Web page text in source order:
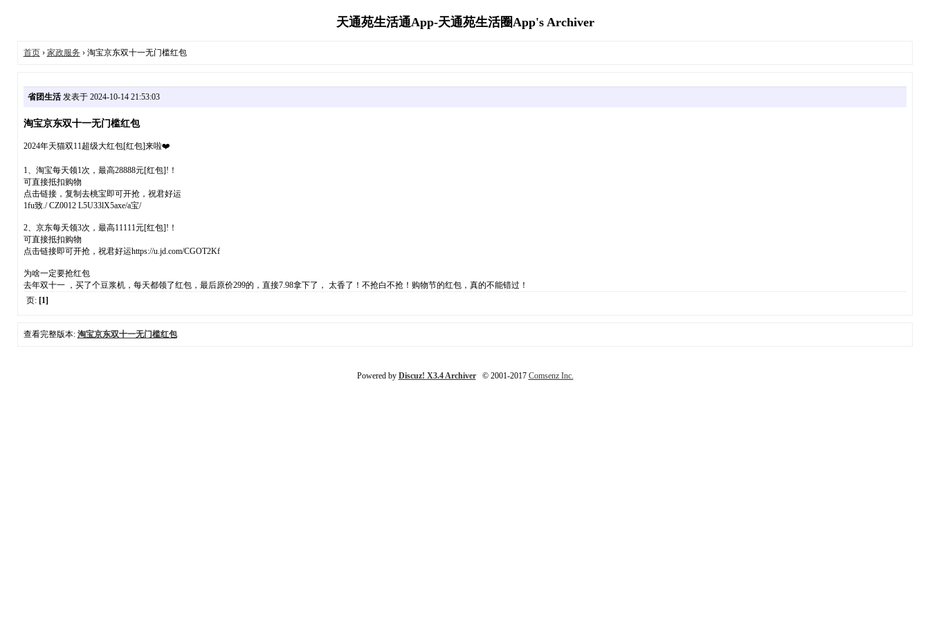
天通苑生活通App-天通苑生活圈App's Archiver
首页› 家政服务 › 淘宝京东双十一无门槛红包
省团生活发表于 2024-10-14 21:53:03
淘宝京东双十一无门槛红包
2024年天猫双11超级大红包[红包]来啦❤️
1、淘宝每天领1次，最高28888元[红包]!！
可直接抵扣购物
点击链接，复制去桃宝即可开抢，祝君好运
1fu致./ CZ0012 L5U33lX5axe/a宝/
2、京东每天领3次，最高11111元[红包]!！
可直接抵扣购物
点击链接即可开抢，祝君好运https://u.jd.com/CGOT2Kf
为啥一定要抢红包
去年双十一 ，买了个豆浆机，每天都领了红包，最后原价299的，直接7.98拿下了， 太香了！不抢白不抢！购物节的红包，真的不能错过！
页: [1]
查看完整版本: 淘宝京东双十一无门槛红包
Powered by Discuz! X3.4 Archiver© 2001-2017 Comsenz Inc.